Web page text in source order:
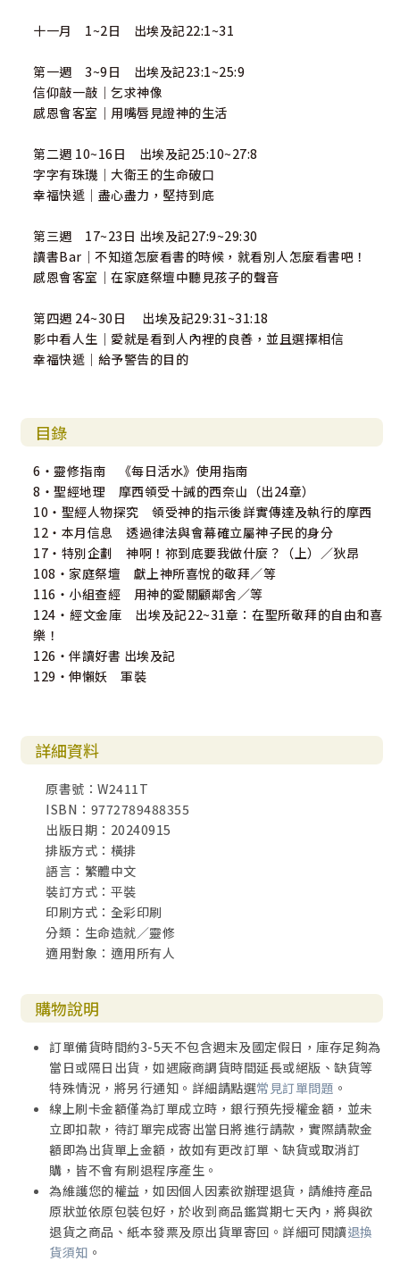
十一月 1~2日 出埃及記22:1~31
第一週 3~9日 出埃及記23:1~25:9
信仰敲一敲｜乞求神像
感恩會客室｜用嘴唇見證神的生活
第二週 10~16日 出埃及記25:10~27:8
字字有珠璣｜大衛王的生命破口
幸福快遞｜盡心盡力，堅持到底
第三週 17~23日 出埃及記27:9~29:30
讀書Bar｜不知道怎麼看書的時候，就看別人怎麼看書吧！
感恩會客室｜在家庭祭壇中聽見孩子的聲音
第四週 24~30日 出埃及記29:31~31:18
影中看人生｜愛就是看到人內裡的良善，並且選擇相信
幸福快遞｜給予警告的目的
目錄
6‧靈修指南 《每日活水》使用指南
8・聖經地理 摩西領受十誡的西奈山（出24章）
10・聖經人物探究 領受神的指示後詳實傳達及執行的摩西
12‧本月信息 透過律法與會幕確立屬神子民的身分
17・特別企劃 神啊！祢到底要我做什麼？（上）／狄昂
108・家庭祭壇 獻上神所喜悅的敬拜／等
116・小組查經 用神的愛關顧鄰舍／等
124・經文金庫 出埃及記22~31章：在聖所敬拜的自由和喜
樂！
126・伴讀好書 出埃及記
129‧伸懶妖 軍裝
詳細資料
原書號：W2411T
ISBN：9772789488355
出版日期：20240915
排版方式：橫排
語言：繁體中文
裝訂方式：平裝
印刷方式：全彩印刷
分類：生命造就／靈修
適用對象：適用所有人
購物說明
訂單備貨時間約3-5天不包含週末及國定假日，庫存足夠為
當日或隔日出貨，如遇廠商調貨時間延長或絕版、缺貨等
特殊情況，將另行通知。詳細請點選常見訂單問題 。
線上刷卡金額僅為訂單成立時，銀行預先授權金額，並未
立即扣款，待訂單完成寄出當日將進行請款，實際請款金
額即為出貨單上金額，故如有更改訂單、缺貨或取消訂
購，皆不會有刷退程序產生。
為維護您的權益，如因個人因素欲辦理退貨，請維持產品
原狀並依原包裝包好，於收到商品鑑賞期七天內，將與欲
退貨之商品、紙本發票及原出貨單寄回。詳細可閱讀退換
貨須知 。